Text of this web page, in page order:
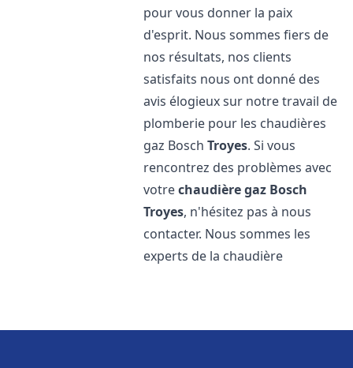
pour vous donner la paix
d'esprit. Nous sommes fiers de
nos résultats, nos clients
satisfaits nous ont donné des
avis élogieux sur notre travail de
plomberie pour les chaudières
gaz BoschTroyes. Si vous
rencontrez des problèmes avec
votrechaudière gaz Bosch
Troyes, n'hésitez pas à nous
contacter. Nous sommes les
experts de la chaudière